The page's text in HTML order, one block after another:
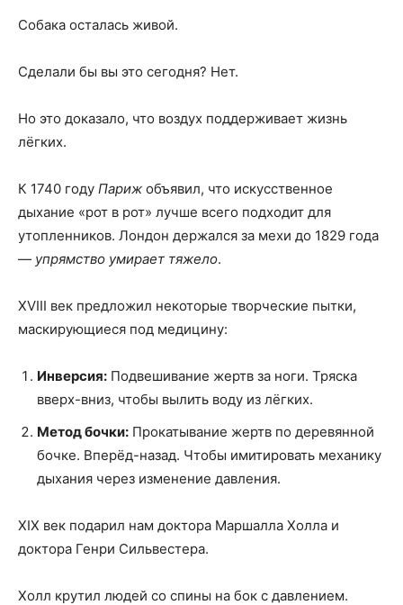
Собака осталась живой.
Сделали бы вы это сегодня? Нет.
Но это доказало, что воздух поддерживает жизнь
лёгких.
К 1740 году Париж объявил, что искусственное
дыхание «рот в рот» лучше всего подходит для
утопленников. Лондон держался за мехи до 1829 года
— упрямство умирает тяжело.
XVIII век предложил некоторые творческие пытки,
маскирующиеся под медицину:
Инверсия: Подвешивание жертв за ноги. Тряска
вверх-вниз, чтобы вылить воду из лёгких.
Метод бочки: Прокатывание жертв по деревянной
бочке. Вперёд-назад. Чтобы имитировать механику
дыхания через изменение давления.
XIX век подарил нам доктора Маршалла Холла и
доктора Генри Сильвестера.
Холл крутил людей со спины на бок с давлением.